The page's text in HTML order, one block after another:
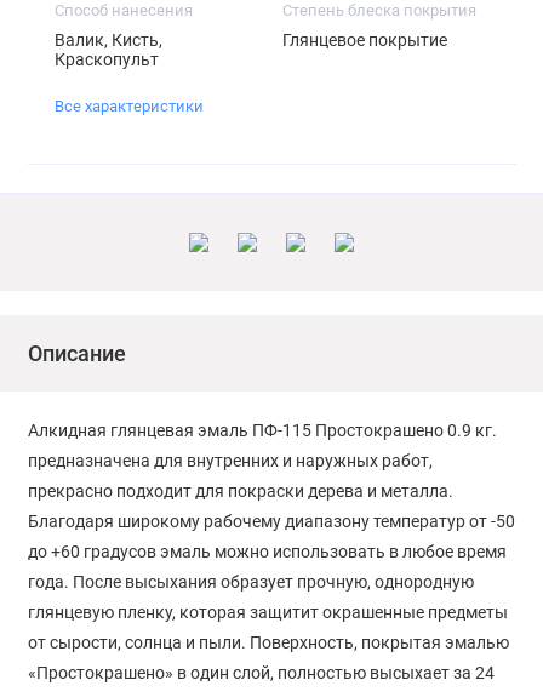
Способ нанесения
Валик, Кисть,
Краскопульт
Степень блеска покрытия
Глянцевое покрытие
Все характеристики
Описание
Алкидная глянцевая эмаль ПФ-115 Простокрашено 0.9 кг.
предназначена для внутренних и наружных работ,
прекрасно подходит для покраски дерева и металла.
Благодаря широкому рабочему диапазону температур от -50
до +60 градусов эмаль можно использовать в любое время
года. После высыхания образует прочную, однородную
глянцевую пленку, которая защитит окрашенные предметы
от сырости, солнца и пыли. Поверхность, покрытая эмалью
«Простокрашено» в один слой, полностью высыхает за 24